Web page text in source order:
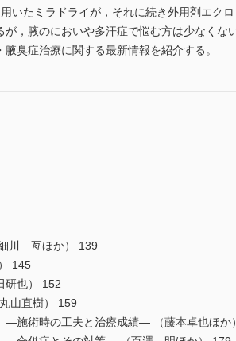
いたミラドライが，それに続き外用剤エク
，腋のにおいや多汗症で悩む方は少なくな
臭症治療に関する最新情報を紹介する。
川 亙ほか） 139
145
研也） 152
山直樹） 159
―施術時の工夫と治療成績― （藤本卓也ほか